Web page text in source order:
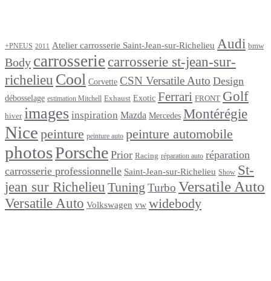
+PNEUS 2011 Atelier carrosserie Saint-Jean-sur-Richelieu Audi bmw
Body carrosserie carrosserie st-jean-sur-
richelieu Cool Corvette CSN Versatile Auto Design
débosselage estimation Mitchell Exhaust Exotic Ferrari FRONT Golf
hiver images inspiration Mazda Mercedes Montérégie
Nice peinture peinture auto peinture automobile
photosPorsche Prior Racing réparation auto réparation
carrosserie professionnelle Saint-Jean-sur-Richelieu Show St-
jean sur Richelieu Tuning Turbo Versatile Auto
Versatile Auto Volkswagen vw widebody